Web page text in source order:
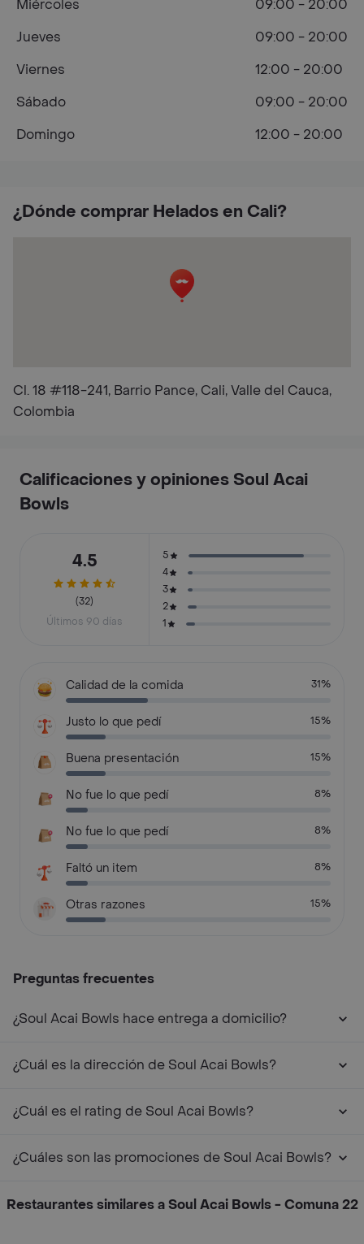
¿Dónde comprar Helados en Cali?
Cl. 18 #118-241, Barrio Pance, Cali, Valle del Cauca,
Colombia
Miércoles
09:00 - 20:00
Jueves
09:00 - 20:00
Viernes
12:00 - 20:00
Sábado
09:00 - 20:00
Domingo
12:00 - 20:00
Calificaciones y opiniones Soul Acai
Bowls
4.5
(32)
Últimos 90 días
5
4
3
2
1
Calidad de la comida 31%
Justo lo que pedí 15%
Buena presentación 15%
No fue lo que pedí 8%
No fue lo que pedí 8%
Faltó un item 8%
Otras razones 15%
Preguntas frecuentes
¿Soul Acai Bowls hace entrega a domicilio?
¿Cuál es la dirección de Soul Acai Bowls?
¿Cuál es el rating de Soul Acai Bowls?
¿Cuáles son las promociones de Soul Acai Bowls?
Restaurantes similares a Soul Acai Bowls - Comuna 22